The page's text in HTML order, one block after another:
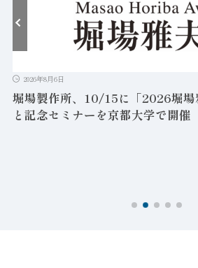
2026年8月6日
堀場製作所、10/15に「2026堀場
と記念セミナーを京都大学で開催